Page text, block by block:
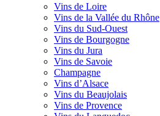
Vins de Loire
Vins de la Vallée du Rhône
Vins du Sud-Ouest
Vins de Bourgogne
Vins du Jura
Vins de Savoie
Champagne
Vins d’Alsace
Vins du Beaujolais
Vins de Provence